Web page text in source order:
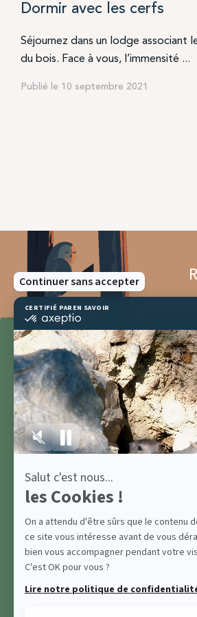
Dormir avec les cerfs
Séjournez dans un lodge associant
du bois. Face à vous, l’immensité ...
Publié le 10 septembre 2021
Groupes et
Séminaires
Groupe adultes et
Groupes scolaires
Comité d’entreprise
Mécénat d’entreprise